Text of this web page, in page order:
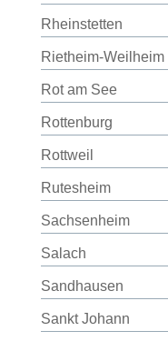
Rheinstetten
Rietheim-Weilheim
Rot am See
Rottenburg
Rottweil
Rutesheim
Sachsenheim
Salach
Sandhausen
Sankt Johann